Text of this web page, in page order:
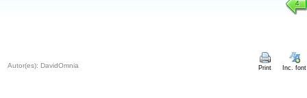
4
Autor(es): DavidOmnia Print Inc. font